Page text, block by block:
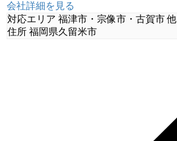
会社詳細を見る
対応エリア 福津市・宗像市・古賀市 他
住所 福岡県久留米市